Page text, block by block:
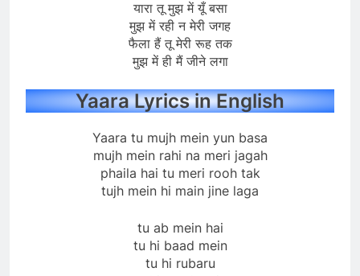
यारा तू मुझ में यूँ बसा
मुझ में रही न मेरी जगह
फैला हैं तू मेरी रूह तक
मुझ में ही मैं जीने लगा
Yaara Lyrics in English
Yaara tu mujh mein yun basa
mujh mein rahi na meri jagah
phaila hai tu meri rooh tak
tujh mein hi main jine laga
tu ab mein hai
tu hi baad mein
tu hi rubaru